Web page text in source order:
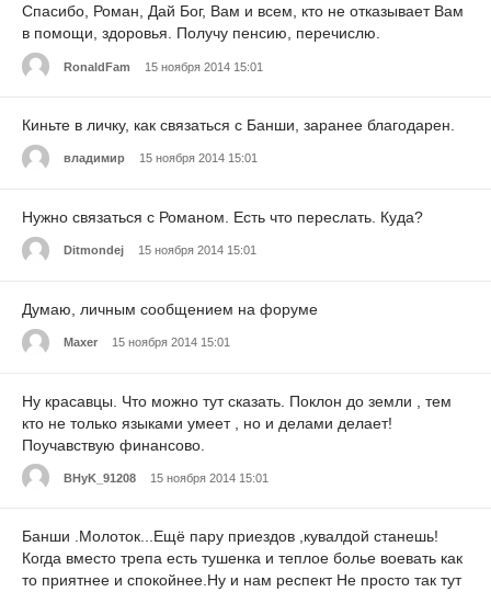
Спасибо, Роман, Дай Бог, Вам и всем, кто не отказывает Вам
в помощи, здоровья. Получу пенсию, перечислю.
RonaldFam 15 ноября 2014 15:01
Киньте в личку, как связаться с Банши, заранее благодарен.
владимир 15 ноября 2014 15:01
Нужно связаться с Романом. Есть что переслать. Куда?
Ditmondej 15 ноября 2014 15:01
Думаю, личным сообщением на форуме
Maxer 15 ноября 2014 15:01
Ну красавцы. Что можно тут сказать. Поклон до земли , тем
кто не только языками умеет , но и делами делает!
Поучавствую финансово.
BHyK_91208 15 ноября 2014 15:01
Банши .Молоток...Ещё пару приездов ,кувалдой станешь!
Когда вместо трепа есть тушенка и теплое болье воевать как
то приятнее и спокойнее.Ну и нам респект Не просто так тут